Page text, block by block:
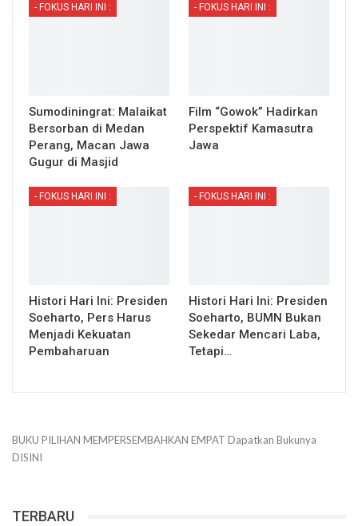
- FOKUS HARI INI :
Sumodiningrat: Malaikat
Bersorban di Medan
Perang, Macan Jawa
Gugur di Masjid
- FOKUS HARI INI :
Film “Gowok” Hadirkan
Perspektif Kamasutra
Jawa
- FOKUS HARI INI :
Histori Hari Ini: Presiden
Soeharto, Pers Harus
Menjadi Kekuatan
Pembaharuan
- FOKUS HARI INI :
Histori Hari Ini: Presiden
Soeharto, BUMN Bukan
Sekedar Mencari Laba,
Tetapi…
BUKU PILIHAN MEMPERSEMBAHKAN EMPAT Dapatkan Bukunya
DISINI
TERBARU